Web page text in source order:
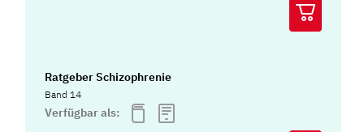
Ratgeber Schizophrenie
Band 14
Verfügbar als: